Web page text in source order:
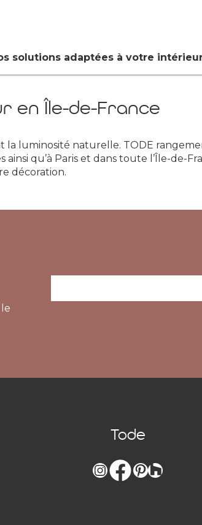
solutions adaptées à votre
en Île-de-France
luminosité naturelle. TODE
qu’à Paris et dans toute l’Île-de-
décoration.
Tode
InstagramFacebook Pinterest Lien